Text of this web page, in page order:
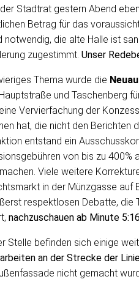
Stadtrat gestern Abend
Betrag für das
notwendig, die alte Halle ist
zugestimmt. Unser
Thema wurde die
und Taschenberg
Vervierfachung der
hat, die nicht den Berichten
entstand ein
von bis zu 400%
Viele weitere
in der Münzgasse auf
respektlosen Debatte, die
nachzuschauen ab Minute
Stelle befinden sich einige
an der Strecke der
nicht gemacht